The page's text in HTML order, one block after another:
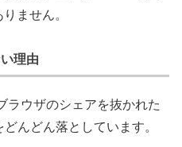
ません。
理由
ラウザのシェアを抜かれた
んどん落としています。